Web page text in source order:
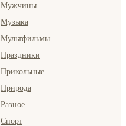
Мужчины
Музыка
Мультфильмы
Праздники
Прикольные
Природа
Разное
Спорт